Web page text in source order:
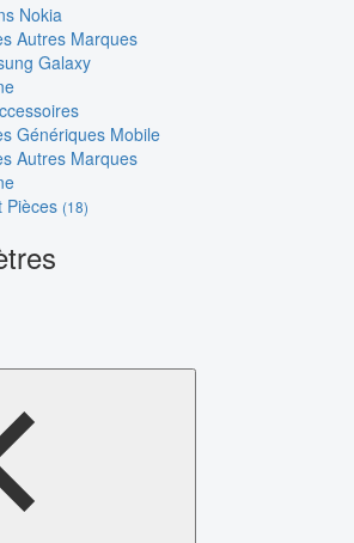
Nokia
Autres Marques
Galaxy
Génériques Mobile
Autres Marques
Pièces (18)